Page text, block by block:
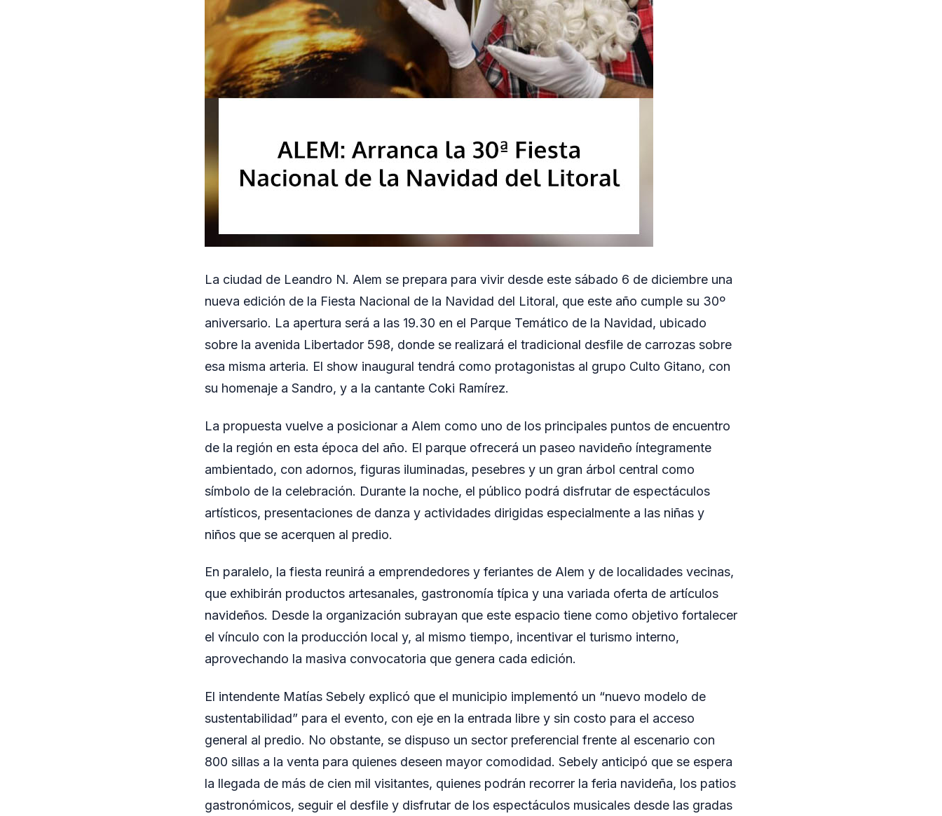
La ciudad de Leandro N. Alem se prepara para vivir desde este sábado 6 de diciembre una
nueva edición de la Fiesta Nacional de la Navidad del Litoral, que este año cumple su 30º
aniversario. La apertura será a las 19.30 en el Parque Temático de la Navidad, ubicado
sobre la avenida Libertador 598, donde se realizará el tradicional desfile de carrozas sobre
esa misma arteria. El show inaugural tendrá como protagonistas al grupo Culto Gitano, con
su homenaje a Sandro, y a la cantante Coki Ramírez.
La propuesta vuelve a posicionar a Alem como uno de los principales puntos de encuentro
de la región en esta época del año. El parque ofrecerá un paseo navideño íntegramente
ambientado, con adornos, figuras iluminadas, pesebres y un gran árbol central como
símbolo de la celebración. Durante la noche, el público podrá disfrutar de espectáculos
artísticos, presentaciones de danza y actividades dirigidas especialmente a las niñas y
niños que se acerquen al predio.
En paralelo, la fiesta reunirá a emprendedores y feriantes de Alem y de localidades vecinas,
que exhibirán productos artesanales, gastronomía típica y una variada oferta de artículos
navideños. Desde la organización subrayan que este espacio tiene como objetivo fortalecer
el vínculo con la producción local y, al mismo tiempo, incentivar el turismo interno,
aprovechando la masiva convocatoria que genera cada edición.
El intendente Matías Sebely explicó que el municipio implementó un “nuevo modelo de
sustentabilidad” para el evento, con eje en la entrada libre y sin costo para el acceso
general al predio. No obstante, se dispuso un sector preferencial frente al escenario con
800 sillas a la venta para quienes deseen mayor comodidad. Sebely anticipó que se espera
la llegada de más de cien mil visitantes, quienes podrán recorrer la feria navideña, los patios
gastronómicos, seguir el desfile y disfrutar de los espectáculos musicales desde las gradas